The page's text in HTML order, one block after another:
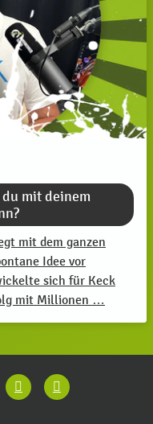
mit deinem
mit dem ganzen
Idee vor
sich für Keck
mit Millionen …